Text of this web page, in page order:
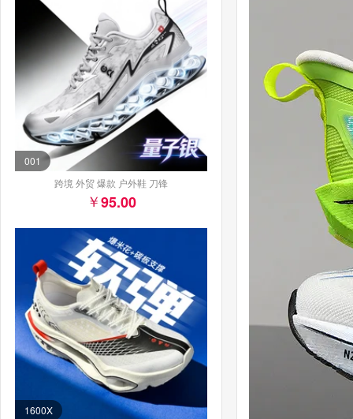
001
跨境 外贸 爆款 户外鞋 刀锋
95.00
1600X